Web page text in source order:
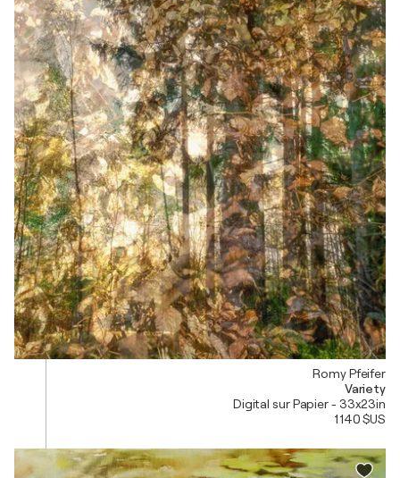
Romy Pfeifer
Variety
Digital sur Papier - 33x23in
1 140 $US